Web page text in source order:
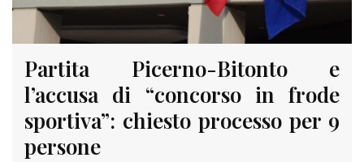
Partita Picerno-Bitonto e
l’accusa di “concorso in frode
sportiva”: chiesto processo per 9
persone